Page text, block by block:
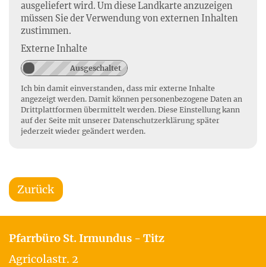
ausgeliefert wird. Um diese Landkarte anzuzeigen
müssen Sie der Verwendung von externen Inhalten
zustimmen.
Externe Inhalte
Ich bin damit einverstanden, dass mir externe Inhalte
angezeigt werden. Damit können personenbezogene Daten an
Drittplattformen übermittelt werden. Diese Einstellung kann
auf der Seite mit unserer Datenschutzerklärung später
jederzeit wieder geändert werden.
Zurück
Pfarrbüro St. Irmundus - Titz
Agricolastr. 2